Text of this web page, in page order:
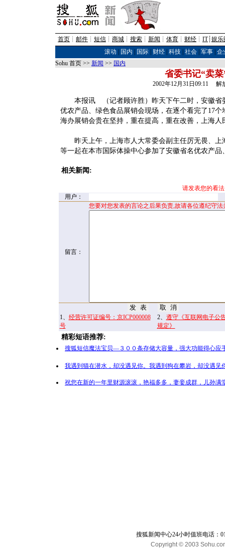
首页 ┊ 邮件 ┊ 短信 ┊ 商城 ┊ 搜索 ┊ 新闻 ┊ 体育 ┊ 财经 ┊ IT┊ 娱乐
滚动
国内 国际| 财经| 科技| 社会| 军事| 企
Sohu 首页 >> 新闻 >> 国内
省委书记“卖菜
2002年12月31日09:11 解
本报讯 （记者顾许胜）昨天下午二时，安徽省
优农产品、绿色食品展销会现场，在逐个看完了17
海办展销会贵在坚持，重在提高，重在改善，上海
昨天上午，上海市人大常委会副主任厉无畏、上
等一起在本市国际体操中心参加了安徽省名优农产品
相关新闻:
请发表您的看
用户：
留言：
您要对您发表的言论之后果负责,故请各位遵纪守
1、 经营许可证编号：京ICP000008
号
2、 遵守《互联网电子公
规定》
精彩短语推荐:
搜狐短信魔法宝贝—３００条存储大容量，强大功能得心应
我遇到猫在潜水，却没遇见你。我遇到狗在攀岩，却没遇
祝您在新的一年里财源滚滚，艳福多多，妻妾成群，儿孙
搜狐新闻中心24小时值班电话：
Copyright © 2003